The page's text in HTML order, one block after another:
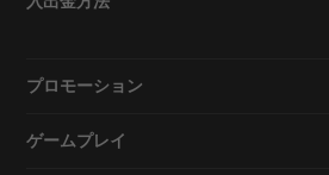
プロモーション
ゲームプレイ